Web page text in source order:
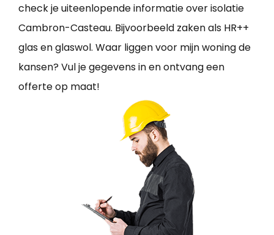
check je uiteenlopende informatie over isolatie
Cambron-Casteau. Bijvoorbeeld zaken als HR++
glas en glaswol. Waar liggen voor mijn woning de
kansen? Vul je gegevens in en ontvang een
offerte op maat!